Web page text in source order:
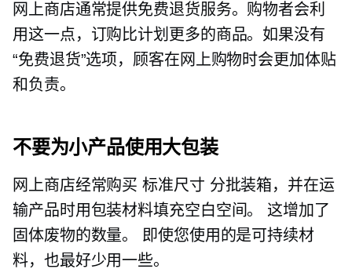
网上商店通常提供免费退货服务。购物者会利
用这一点，订购比计划更多的商品。如果没有
“免费退货”选项，顾客在网上购物时会更加体贴
和负责。
不要为小产品使用大包装
网上商店经常购买标准尺寸 分批装箱，并在运
输产品时用包装材料填充空白空间。 这增加了
固体废物的数量。 即使您使用的是可持续材
料，也最好少用一些。